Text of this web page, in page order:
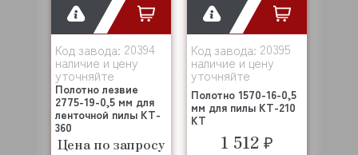
Код завода: 20394
наличие и цену
уточняйте
Полотно лезвие
2775-19-0,5 мм для
ленточной пилы KT-
360
Цена по запросу
Код завода: 20395
наличие и цену
уточняйте
Полотно 1570-16-0,5
мм для пилы KT-210
KT
1 512 ₽